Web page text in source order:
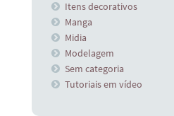
Itens decorativos
Manga
Midia
Modelagem
Sem categoria
Tutoriais em vídeo